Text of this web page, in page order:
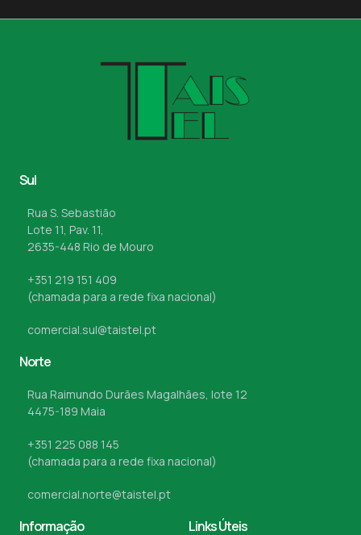
Sul
Rua S. Sebastião
Lote 11, Pav. 11,
2635-448 Rio de Mouro
+351 219 151 409
(chamada para a rede fixa nacional)
comercial.sul@taistel.pt
Norte
Rua Raimundo Durães Magalhães, lote 12
4475-189 Maia
+351 225 088 145
(chamada para a rede fixa nacional)
comercial.norte@taistel.pt
Informação Links Úteis